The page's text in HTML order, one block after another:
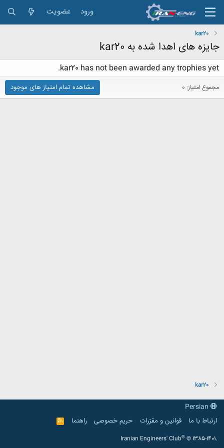
ورود عضویت
kar20
جایزه های اهدا شده به kar20
kar20 has not been awarded any trophies yet.
مجموع امتیاز: 0 مشاهده تمام امتیاز های موجود
kar20
ارتباط با ما
قوانین و مقرّرات حریم خصوصی راهنما
R
S
Iranian Engineers' Club® © 1385-1401.